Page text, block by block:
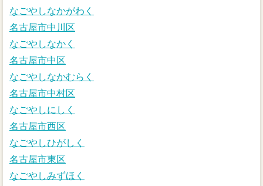
なごやしなかがわく
名古屋市中川区
なごやしなかく
名古屋市中区
なごやしなかむらく
名古屋市中村区
なごやしにしく
名古屋市西区
なごやしひがしく
名古屋市東区
なごやしみずほく